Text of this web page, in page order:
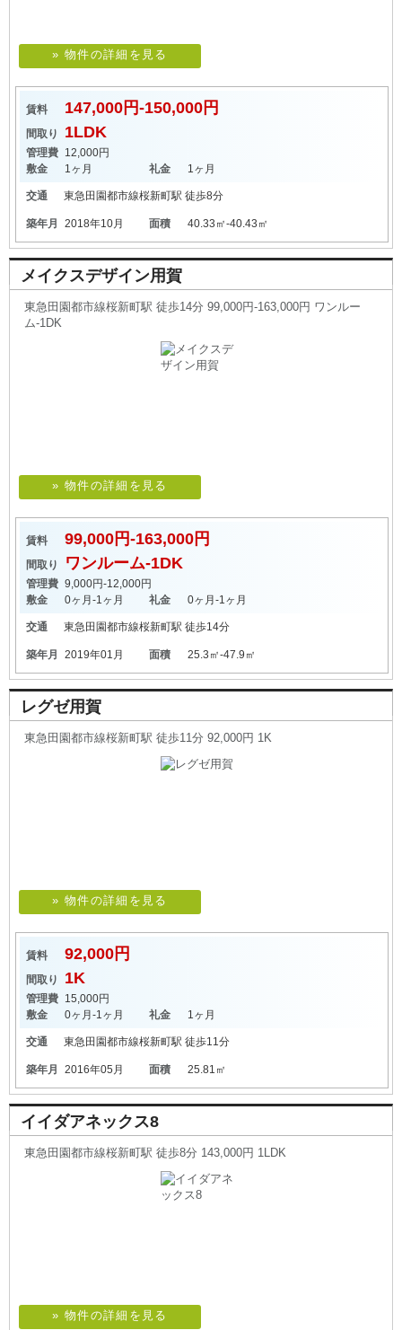
» 物件の詳細を見る
賃料 147,000円-150,000円
間取り 1LDK
管理費 12,000円
敷金
1ヶ月 礼金 1ヶ月
交通 東急田園都市線桜新町駅 徒歩8分
築年月 2018年10月 面積 40.33㎡-40.43㎡
メイクスデザイン用賀
東急田園都市線桜新町駅 徒歩14分 99,000円-163,000円 ワンルー
ム-1DK
» 物件の詳細を見る
賃料 99,000円-163,000円
間取り ワンルーム-1DK
管理費 9,000円-12,000円
敷金
0ヶ月-1ヶ月 礼金 0ヶ月-1ヶ月
交通 東急田園都市線桜新町駅 徒歩14分
築年月 2019年01月 面積 25.3㎡-47.9㎡
レグゼ用賀
東急田園都市線桜新町駅 徒歩11分 92,000円 1K
» 物件の詳細を見る
賃料 92,000円
間取り 1K
管理費 15,000円
敷金
0ヶ月-1ヶ月 礼金 1ヶ月
交通 東急田園都市線桜新町駅 徒歩11分
築年月 2016年05月 面積 25.81㎡
イイダアネックス8
東急田園都市線桜新町駅 徒歩8分 143,000円 1LDK
» 物件の詳細を見る